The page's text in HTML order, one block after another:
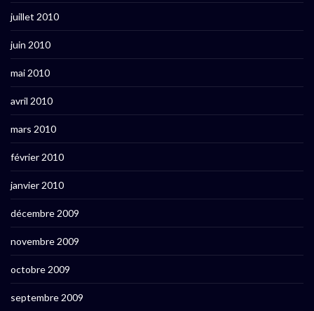
juillet 2010
juin 2010
mai 2010
avril 2010
mars 2010
février 2010
janvier 2010
décembre 2009
novembre 2009
octobre 2009
septembre 2009